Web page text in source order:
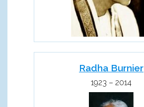
Radha Burnier
1923 – 2014